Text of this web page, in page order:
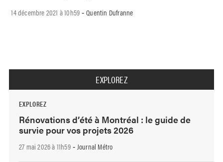
14 décembre 2021 à 10h59 -Quentin Dufranne
EXPLOREZ
EXPLOREZ
Rénovations d’été à Montréal : le guide de
survie pour vos projets 2026
27 mai 2026 à 11h59- Journal Métro